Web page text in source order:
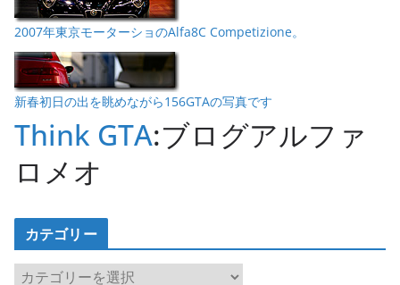
2007年東京モーターショのAlfa8C Competizione。
新春初日の出を眺めながら156GTAの写真です
Think GTA:ブログアルファ
ロメオ
カテゴリー
カ